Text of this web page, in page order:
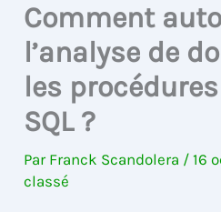
Comment
l’analyse de
les
SQL ?
Par Franck Scandolera /16
classé